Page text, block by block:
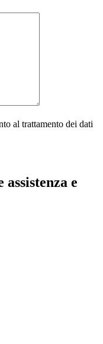
al trattamento dei dati
e